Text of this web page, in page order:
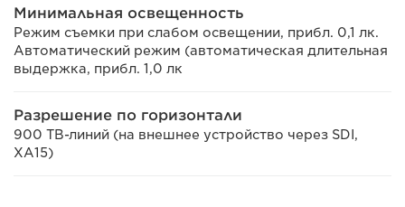
Минимальная освещенность
Режим съемки при слабом освещении, прибл. 0,1 лк.
Автоматический режим (автоматическая длительная
выдержка, прибл. 1,0 лк
Разрешение по горизонтали
900 ТВ-линий (на внешнее устройство через SDI,
XA15)